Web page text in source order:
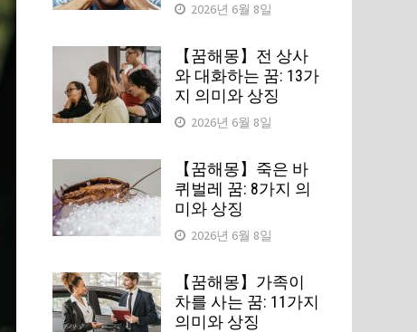
2026년 6월 8일
【꿈해몽】전 상사
와 대화하는 꿈: 13가
지 의미와 상징
2026년 6월 8일
【꿈해몽】죽은 바
퀴벌레 꿈: 8가지 의
미와 상징
2026년 6월 8일
【꿈해몽】가족이
차를 사는 꿈: 11가지
의미와 상징